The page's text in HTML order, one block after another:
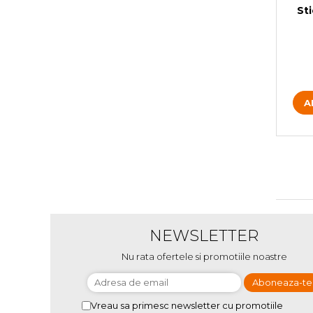
NEWSLETTER
Nu rata ofertele si promotiile noastre
Vreau sa primesc newsletter cu promotiile